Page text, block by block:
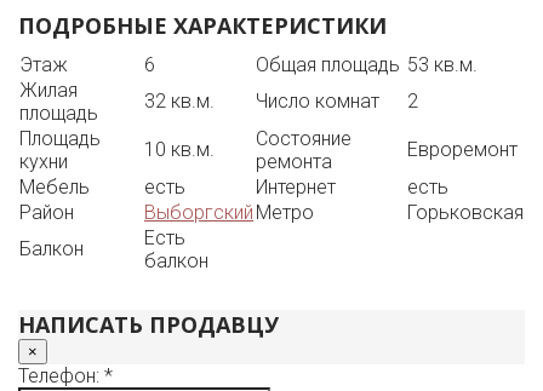
Квартира сдаётся без животных, без детей. Возможна
установка посудомоечной машины в счёт аренды.
Комиссия агенства 100%. Звоните, договоримся о
просмотре.
ПОДРОБНЫЕ ХАРАКТЕРИСТИКИ
Этаж 6 Общая площадь 53 кв.м.
Жилая
площадь
32 кв.м. Число комнат
2
Площадь
кухни
10 кв.м.
Состояние
ремонта
Евроремонт
Мебель
есть Интернет
есть
Район
Выборгский Метро
Горьковская
Балкон
Есть
балкон
НАПИСАТЬ ПРОДАВЦУ
×
Телефон: *